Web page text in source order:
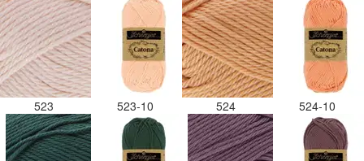
523 523-10 524 524-10